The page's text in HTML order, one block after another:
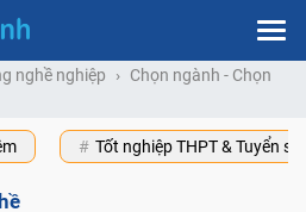
nghề nghiệp
Chọn ngành - Chọn
Tốt nghiệp THPT & Tuyển